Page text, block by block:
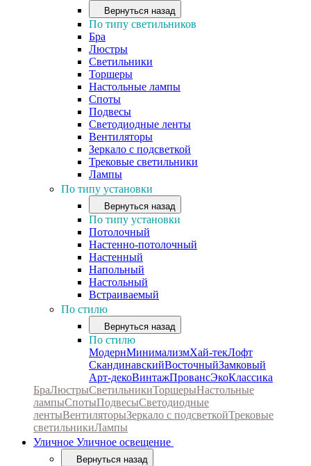
Вернуться назад
По типу светильников
Бра
Люстры
Светильники
Торшеры
Настольные лампы
Споты
Подвесы
Светодиодные ленты
Вентиляторы
Зеркало с подсветкой
Трековые светильники
Лампы
По типу установки
Вернуться назад
По типу установки
Потолочный
Настенно-потолочный
Настенный
Напольный
Настольный
Встраиваемый
По стилю
Вернуться назад
По стилю
МодернМинимализмХай-текЛофт
СкандинавскийВосточныйЗамковый
Арт-декоВинтажПровансЭкоКлассика
БраЛюстрыСветильникиТоршерыНастольные
лампыСпотыПодвесыСветодиодные
лентыВентиляторыЗеркало с подсветкойТрековые
светильникиЛампы
Уличное Уличное освещение
Вернуться назад